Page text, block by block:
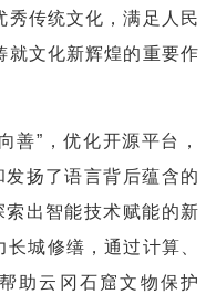
秀传统文化，满足人民
就文化新辉煌的重要作
善”，优化开源平台，
扬了语言背后蕴含的
出智能技术赋能的新
城修缮，通过计算、
助云冈石窟文物保护